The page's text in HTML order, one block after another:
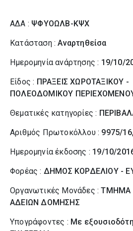
ΑΔΑ : ΨΦΥΟΩΛΒ-ΚΨΧ
Κατάσταση :Αναρτηθείσα
Ημερομηνία ανάρτησης : 19/10/
Είδος : ΠΡΑΞΕΙΣ ΧΩΡΟΤΑΞΙΚΟΥ -
ΠΟΛΕΟΔΟΜΙΚΟΥ
Θεματικές κατηγορίες :
Αριθμός Πρωτοκόλλου : 9975/
Ημερομηνία έκδοσης : 19/10/
Φορέας : ΔΗΜΟΣ ΚΟΡΔΕΛΙΟΥ -
Οργανωτικές Μονάδες :ΤΜΗΜΑ
ΑΔΕΙΩΝ ΔΟΜΗΣΗΣ
Υπογράφοντες : Με